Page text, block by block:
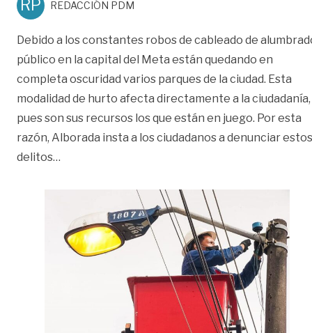
RP REDACCIÓN PDM
Debido a los constantes robos de cableado de
público en la capital del Meta están quedando en
completa oscuridad varios parques de la ciudad. Esta
modalidad de hurto afecta directamente a la ciudadanía,
pues son sus recursos los que están en juego. Por esta
razón, Alborada insta a los ciudadanos a denunciar estos
delitos…